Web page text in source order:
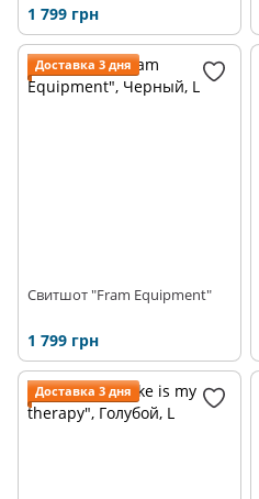
1 799 грн
Доставка 3 дня
Свитшот "Fram Equipment"
1 799 грн
Доставка 3 дня